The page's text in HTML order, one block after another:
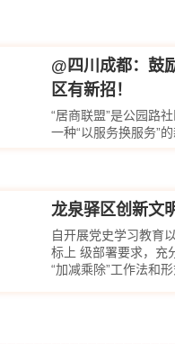
@四川成都：鼓
区有新招！
“居商联盟”是公园路
一种“以服务换服务”
龙泉驿区创新文
自开展党史学习教育
标上 级部署要求，充
“加减乘除”工作法和